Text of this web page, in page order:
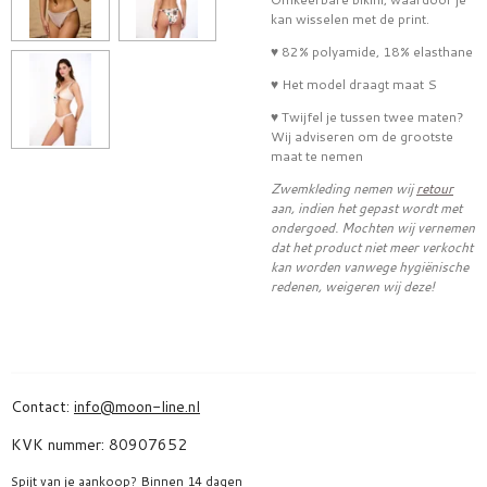
kan wisselen met de print.
♥ 82% polyamide, 18% elasthane
♥ Het model draagt maat S
♥ Twijfel je tussen twee maten?
Wij adviseren om de grootste
maat te nemen
Zwemkleding nemen wijretour
aan, indien het gepast wordt met
ondergoed. Mochten wij vernemen
dat het product niet meer verkocht
kan worden vanwege hygiënische
redenen, weigeren wij deze!
Contact: info@moon-line.nl
KVK nummer: 80907652
Spijt van je aankoop? Binnen 14 dagen